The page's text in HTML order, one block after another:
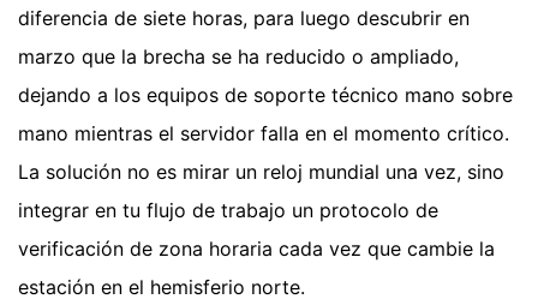
diferencia de siete horas, para luego descubrir en
marzo que la brecha se ha reducido o ampliado,
dejando a los equipos de soporte técnico mano sobre
mano mientras el servidor falla en el momento crítico.
La solución no es mirar un reloj mundial una vez, sino
integrar en tu flujo de trabajo un protocolo de
verificación de zona horaria cada vez que cambie la
estación en el hemisferio norte.